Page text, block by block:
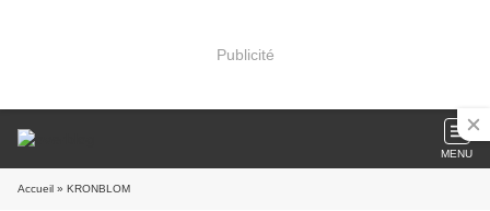
Publicité
MENU
Accueil » KRONBLOM